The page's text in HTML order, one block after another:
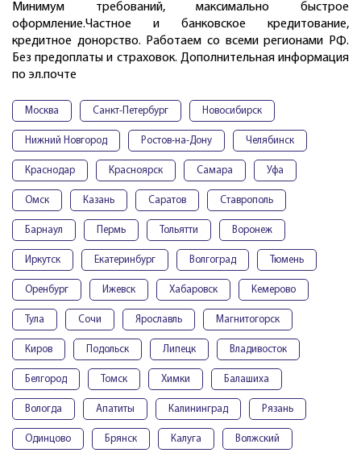
Минимум требований, максимально быстрое
оформление.Частное и банковское кредитование,
кредитное донорство. Работаем со всеми регионами РФ.
Без предоплаты и страховок. Дополнительная информация
по эл.почте
Москва Санкт-Петербург Новосибирск
Нижний Новгород Ростов-на-Дону Челябинск
Краснодар Красноярск Самара Уфа
Омск Казань Саратов Ставрополь
Барнаул Пермь Тольятти Воронеж
Иркутск Екатеринбург Волгоград Тюмень
Оренбург Ижевск Хабаровск Кемерово
Тула Сочи Ярославль Магнитогорск
Киров Подольск Липецк Владивосток
Белгород Томск Химки Балашиха
Вологда Апатиты Калининград Рязань
Одинцово Брянск Калуга Волжский